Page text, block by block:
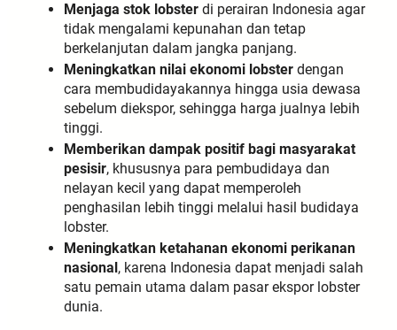
Menjaga stok lobster di perairan Indonesia agar
tidak mengalami kepunahan dan tetap
berkelanjutan dalam jangka panjang.
Meningkatkan nilai ekonomi lobster dengan
cara membudidayakannya hingga usia dewasa
sebelum diekspor, sehingga harga jualnya lebih
tinggi.
Memberikan dampak positif bagi masyarakat
pesisir, khususnya para pembudidaya dan
nelayan kecil yang dapat memperoleh
penghasilan lebih tinggi melalui hasil budidaya
lobster.
Meningkatkan ketahanan ekonomi perikanan
nasional, karena Indonesia dapat menjadi salah
satu pemain utama dalam pasar ekspor lobster
dunia.